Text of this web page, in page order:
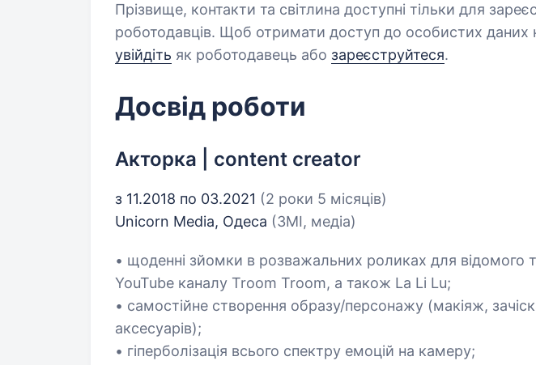
Прізвище, контакти та світлина доступні тільки для
роботодавців. Щоб отримати доступ до особистих даних
увійдіть як роботодавець або зареєструйтеся.
Досвід роботи
Акторка | content creator
з 11.2018 по 03.2021 (2 роки 5 місяців)
Unicorn Media, Одеса (ЗМІ, медіа)
• щоденні зйомки в розважальних роликах для відомого
YouTube каналу Troom Troom, а також La Li Lu;
• самостійне створення образу/персонажу (макіяж,
аксесуарів);
• гіперболізація всього спектру емоцій на камеру;